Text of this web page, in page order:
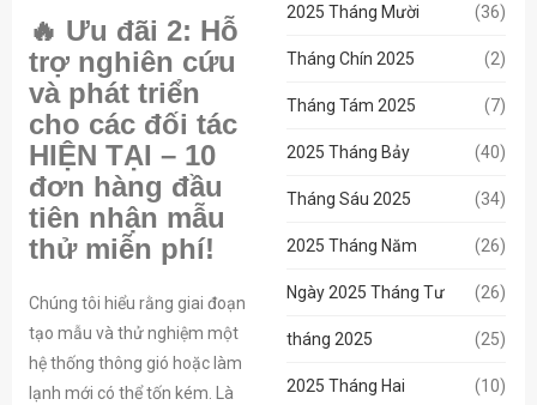
🔥 Ưu đãi 2: Hỗ
trợ nghiên cứu
và phát triển
cho các đối tác
HIỆN TẠI – 10
đơn hàng đầu
tiên nhận mẫu
thử miễn phí!
Chúng tôi hiểu rằng giai đoạn
tạo mẫu và thử nghiệm một
hệ thống thông gió hoặc làm
lạnh mới có thể tốn kém. Là
2025 Tháng Mười (36)
Tháng Chín 2025 (2)
Tháng Tám 2025 (7)
2025 Tháng Bảy (40)
Tháng Sáu 2025 (34)
2025 Tháng Năm (26)
Ngày 2025 Tháng Tư (26)
tháng 2025 (25)
2025 Tháng Hai (10)